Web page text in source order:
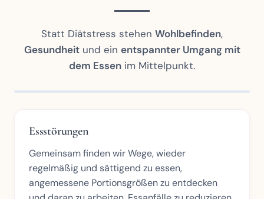
Statt Diätstress stehen Wohlbefinden,
Gesundheitund ein entspannter Umgang mit
dem Essen im Mittelpunkt.
Essstörungen
Gemeinsam finden wir Wege, wieder
regelmäßig und sättigend zu essen,
angemessene Portionsgrößen zu entdecken